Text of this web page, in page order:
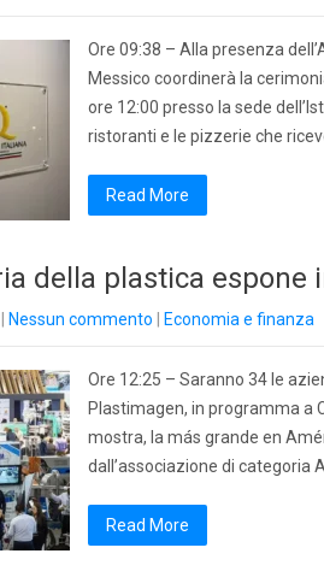
Ore 09:38 – Alla presenza
Messico coordinerà la
ore 12:00 presso la sede
ristoranti e le pizzerie che
Read More
della plastica espone
Nessun commento Economia e finanza
Ore 12:25 – Saranno 34 le
Plastimagen, in programma a
mostra, la más grande en
dall’associazione di categoria
Read More